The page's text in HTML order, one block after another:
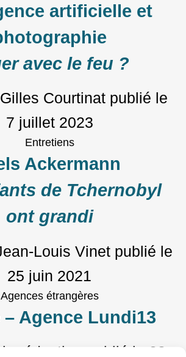
artificielle et
avec le feu ?
Courtinat publié le
7 juillet 2023
Entretiens
Ackermann
de Tchernobyl
ont grandi
Louis Vinet publié le
25 juin 2021
Agences étrangères
– Agence Lundi13
rédaction publié le
23